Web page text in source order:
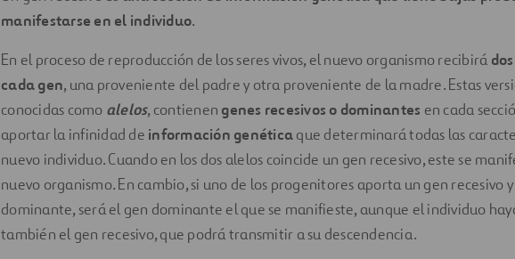
Digitalización
Automatización
Ingeniería
manifestarse en el individuo.
En el proceso de reproducción de los seres vivos, el nuevo organismo recibirá
cada gen, una proveniente del padre y otra proveniente de la madre. Estas
conocidas como alelos, contienen genes recesivos o dominantes en cada
aportar la infinidad de información genéticaque determinará todas las
nuevo individuo. Cuando en los dos alelos coincide un gen recesivo, este se
nuevo organismo. En cambio, si uno de los progenitores aporta un gen recesivo
dominante, será el gen dominante el que se manifieste, aunque el individuo
también el gen recesivo, que podrá transmitir a su descendencia.